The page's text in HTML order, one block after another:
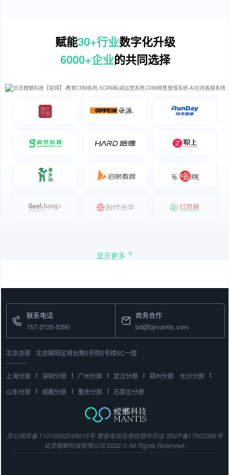
赋能30+行业数字化升级
6000+企业的共同选择
显示更多
联系电话
157-2735-5390
商务合作
bd@bjmantis.com
北京总部 北京朝阳区将台路5号院5号楼5C一层
上海分部 深圳分部 广州分部 武汉分部 郑州分部
长沙分部
山东分部
成都分部 重庆分部 石家庄分部
京公网安备 11010502048015号 增值电信业务经营许可证 京ICP备17003386号
北京螳螂科技有限公司 2022 © All Rights Reserved.